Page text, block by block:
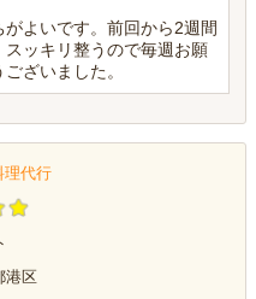
よいです。前回から2週間
ッキリ整うので毎週お願
ざいました。
理代行
港区